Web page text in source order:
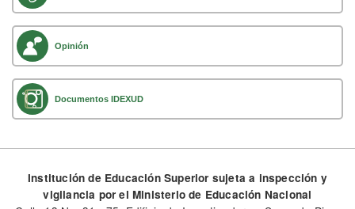
Opinión
Documentos IDEXUD
Institución de Educación Superior sujeta a inspección y
vigilancia por el Ministerio de Educación Nacional